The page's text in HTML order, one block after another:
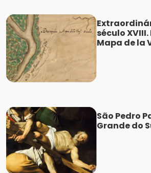
século
Mapa de la
São Pedro
Grande do